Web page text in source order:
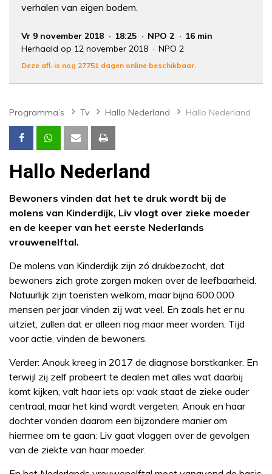
verhalen van eigen bodem.
Vr 9 november 2018 18:25 NPO 2
16 min
Herhaald op 12 november 2018
NPO 2
Deze afl. is nog 27751 dagen online beschikbaar.
Programma’s Tv Hallo Nederland Hallo Nederland
Hallo Nederland
Bewoners vinden dat het te druk wordt bij de
molens van Kinderdijk, Liv vlogt over zieke moeder
en de keeper van het eerste Nederlands
vrouwenelftal.
De molens van Kinderdijk zijn zó drukbezocht, dat
bewoners zich grote zorgen maken over de leefbaarheid.
Natuurlijk zijn toeristen welkom, maar bijna 600.000
mensen per jaar vinden zij wat veel. En zoals het er nu
uitziet, zullen dat er alleen nog maar meer worden. Tijd
voor actie, vinden de bewoners.
Verder: Anouk kreeg in 2017 de diagnose borstkanker. En
terwijl zij zelf probeert te dealen met alles wat daarbij
komt kijken, valt haar iets op: vaak staat de zieke ouder
centraal, maar het kind wordt vergeten. Anouk en haar
dochter vonden daarom een bijzondere manier om
hiermee om te gaan: Liv gaat vloggen over de gevolgen
van de ziekte van haar moeder.